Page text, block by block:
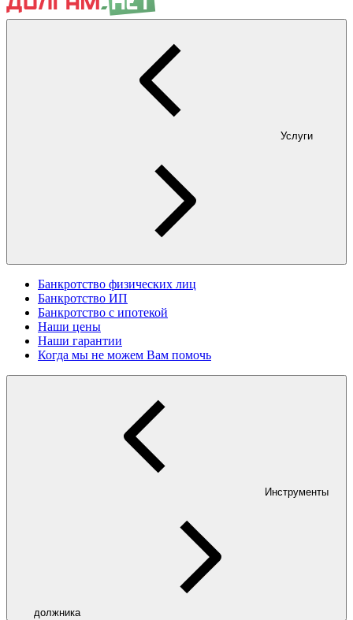
Услуги
Банкротство физических лиц
Банкротство ИП
Банкротство с ипотекой
Наши цены
Наши гарантии
Когда мы не можем Вам помочь
Инструменты
должника